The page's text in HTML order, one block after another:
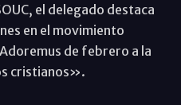
el delegado destaca
en el movimiento
de febrero a la
cristianos».